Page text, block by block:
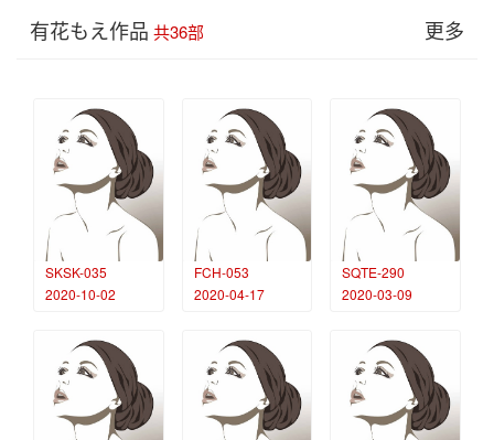
更多
有花もえ作品 共36部
SKSK-035
2020-10-02
FCH-053
2020-04-17
SQTE-290
2020-03-09